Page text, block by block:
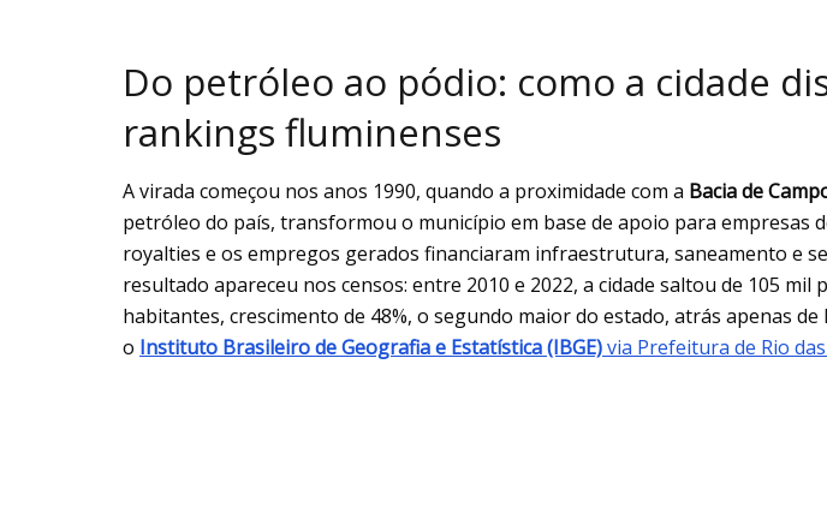
Do petróleo ao pódio: como a cidade
rankings fluminenses
A virada começou nos anos 1990, quando a proximidade com a Bacia de
petróleo do país, transformou o município em base de apoio para empresas
royalties e os empregos gerados financiaram infraestrutura, saneamento e
resultado apareceu nos censos: entre 2010 e 2022, a cidade saltou de 105 mil
habitantes, crescimento de 48%, o segundo maior do estado, atrás apenas
o Instituto Brasileiro de Geografia e Estatística (IBGE)via Prefeitura de Rio